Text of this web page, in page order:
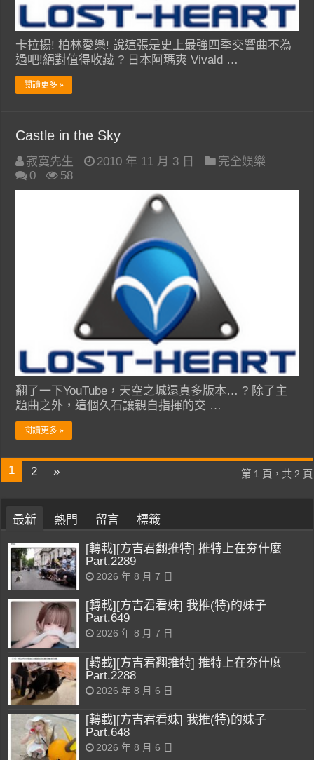
卡拉揚! 柏林愛樂! 說這張是史上最強四季交響曲不為
過吧!絕對值得收藏 ? 日本阿瑪爽 Vivald …
閱讀更多 »
Castle in the Sky
寂寞先生 2010 年 11 月 3 日
完全娛樂
0
58
翻了一下YouTube，天空之城還真多版本… ? 除了主
題曲之外，這個久石讓親自指揮的交 …
閱讀更多 »
第 1 頁，共 2 頁
1 2 »
最新 熱門 留言 標籤
[轉載][方吉君翻推特] 推特上在夯什麼
Part.2289
2026 年 8 月 7 日
[轉載][方吉君看妹] 我推(特)的妹子
Part.649
2026 年 8 月 7 日
[轉載][方吉君翻推特] 推特上在夯什麼
Part.2288
2026 年 8 月 6 日
[轉載][方吉君看妹] 我推(特)的妹子
Part.648
2026 年 8 月 6 日